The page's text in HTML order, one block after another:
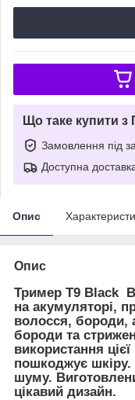
Що таке купити з
Замовлення під
Доступна
Опис
Опис
Тример Т9 Black
на акумуляторі,
волосся, бороди,
бороди та
використання
пошкоджує шкіру.
шуму.
цікавий дизайн.